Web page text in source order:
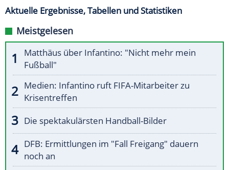
Aktuelle Ergebnisse, Tabellen und Statistiken
Meistgelesen
Matthäus über Infantino: "Nicht mehr mein
Fußball"
Medien: Infantino ruft FIFA-Mitarbeiter zu
Krisentreffen
Die spektakulärsten Handball-Bilder
DFB: Ermittlungen im "Fall Freigang" dauern
noch an